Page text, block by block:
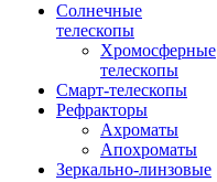
Солнечные
телескопы
Хромосферные
телескопы
Смарт-телескопы
Рефракторы
Ахроматы
Апохроматы
Зеркально-линзовые